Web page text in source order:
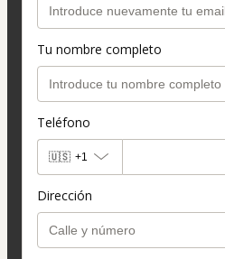
Tu nombre completo
Teléfono
🇺🇸 +1
Dirección